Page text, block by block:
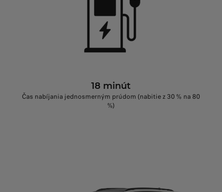
18 minút
Čas nabíjania jednosmerným prúdom (nabitie z 30 % na 80
%)